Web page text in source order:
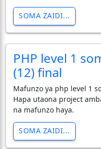
SOMA ZAIDI...
PHP level 1
(12) final
Mafunzo ya php level 1
Hapa utaona project
na mafunzo haya.
SOMA ZAIDI...